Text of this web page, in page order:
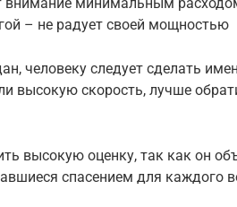
– не радует своей мощностью
человеку следует сделать
высокую скорость, лучше
высокую оценку, так как он
спасением для каждого